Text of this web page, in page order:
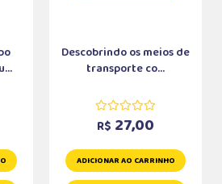
Descobrindo os meios de
transporte co...
R$ 27,00
ADICIONAR AO CARRINHO